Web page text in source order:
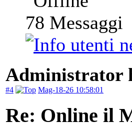
78 Messaggi
Administrator
#4 Mag-18-26 10:58:01
Re: Online il